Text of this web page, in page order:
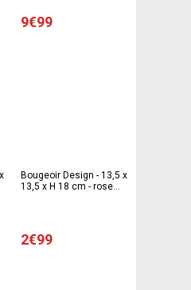
9€99
Bougeoir Design - 13,5 x
13,5 x H 18 cm - rose
2€99